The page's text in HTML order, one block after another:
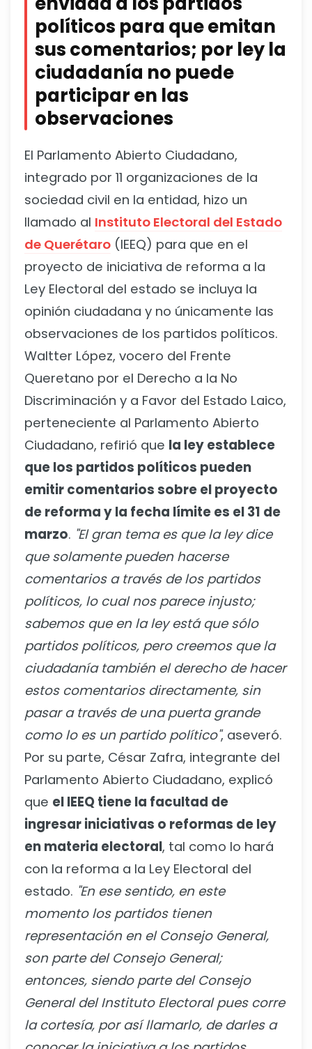
políticos para que emitan
sus comentarios; por ley la
ciudadanía no puede
participar en las
observaciones
El Parlamento Abierto Ciudadano,
integrado por 11 organizaciones de la
sociedad civil en la entidad, hizo un
llamado al Instituto Electoral del Estado
de Querétaro (IEEQ) para que en el
proyecto de iniciativa de reforma a la
Ley Electoral del estado se incluya la
opinión ciudadana y no únicamente las
observaciones de los partidos políticos.
Waltter López, vocero del Frente
Queretano por el Derecho a la No
Discriminación y a Favor del Estado Laico,
perteneciente al Parlamento Abierto
Ciudadano, refirió que la ley establece
que los partidos políticos pueden
emitir comentarios sobre el proyecto
de reforma y la fecha límite es el 31 de
marzo. "El gran tema es que la ley dice
que solamente pueden hacerse
comentarios a través de los partidos
políticos, lo cual nos parece injusto;
sabemos que en la ley está que sólo
partidos políticos, pero creemos que la
ciudadanía también el derecho de hacer
estos comentarios directamente, sin
pasar a través de una puerta grande
como lo es un partido político", aseveró.
Por su parte, César Zafra, integrante del
Parlamento Abierto Ciudadano, explicó
que el IEEQ tiene la facultad de
ingresar iniciativas o reformas de ley
en materia electoral, tal como lo hará
con la reforma a la Ley Electoral del
estado. "En ese sentido, en este
momento los partidos tienen
representación en el Consejo General,
son parte del Consejo General;
entonces, siendo parte del Consejo
General del Instituto Electoral pues corre
la cortesía, por así llamarlo, de darles a